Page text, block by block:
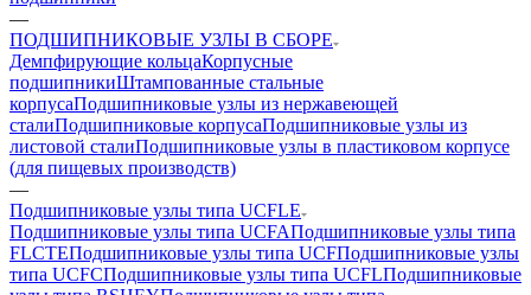
—
ПОДШИПНИКОВЫЕ УЗЛЫ В СБОРЕ
Демпфирующие кольцаКорпусные
подшипникиШтампованные стальные
корпусаПодшипниковые узлы из нержавеющей
сталиПодшипниковые корпусаПодшипниковые узлы из
листовой сталиПодшипниковые узлы в пластиковом корпусе
(для пищевых производств)
—
Подшипниковые узлы типа UCFLE
Подшипниковые узлы типа UCFAПодшипниковые узлы типа
FLCTEПодшипниковые узлы типа UCFПодшипниковые узлы
типа UCFCПодшипниковые узлы типа UCFLПодшипниковые